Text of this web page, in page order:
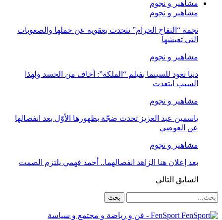
مشاهير و نجوم
مشاهير و نجوم
نجمة “التفاح الحرام” تتحدث بعقوية عن حملها والصعوبات
التي تعيشها
مشاهير و نجوم
دينا تعود للسينما بفيلم “الملكة”: أخاف من الحسد ولهذا
السبب ابتعدت
مشاهير و نجوم
ياسمين عبد العزيز تحدث ضجّة بظهورها الأوّل بعد انفصالها
عن العوضي
مشاهير و نجوم
بعد إعلان هنا الزاهد انفصالهما.. أحمد فهمي يلتزم الصمت
السابق التالي
FenSport - فن و رياضة و مجتمع و سياسة